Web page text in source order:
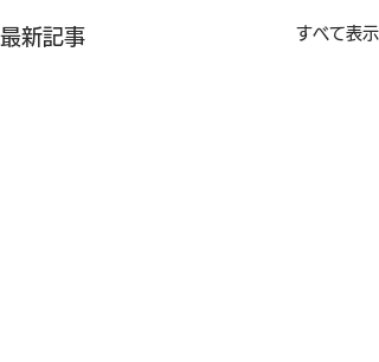
最新記事 すべて表示